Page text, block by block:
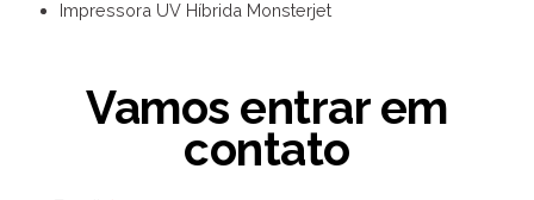
Impressora UV Híbrida Monsterjet
Vamos entrar em
contato